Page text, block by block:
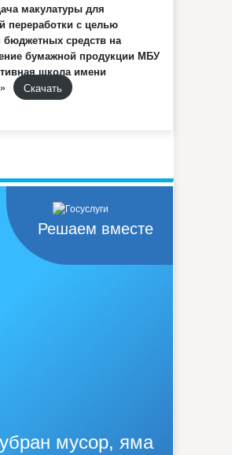
макулатуры для
переработки с целью
средств на
бумажной продукции МБУ
школа имени
Скачать
Решаем вместе
мусор, яма